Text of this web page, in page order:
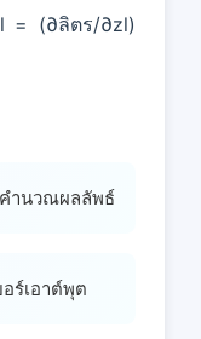
= (∂ลิตร/∂zl)
านวณผลลัพธ์
ร์เอาต์พุต